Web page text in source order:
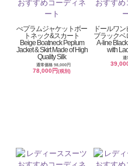
ぺプラムジャケットボー
トネック&スカート
Beige Boatneck Peplum
Jacket & Skirt Made of High
Quality Silk
通常価格 98,000円
78,000円(税別)
ドールワ
ブラックベ
A-line
with
通